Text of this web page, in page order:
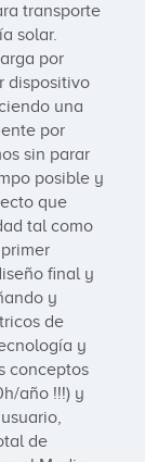
transporte
solar.
por
dispositivo
una
por
sin parar
posible y
que
tal como
final y
y
de
y
conceptos
año !!!) y
de